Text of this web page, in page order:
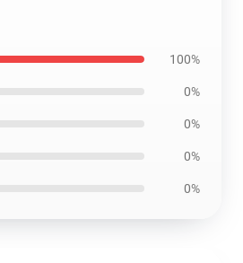
100%
0%
0%
0%
0%